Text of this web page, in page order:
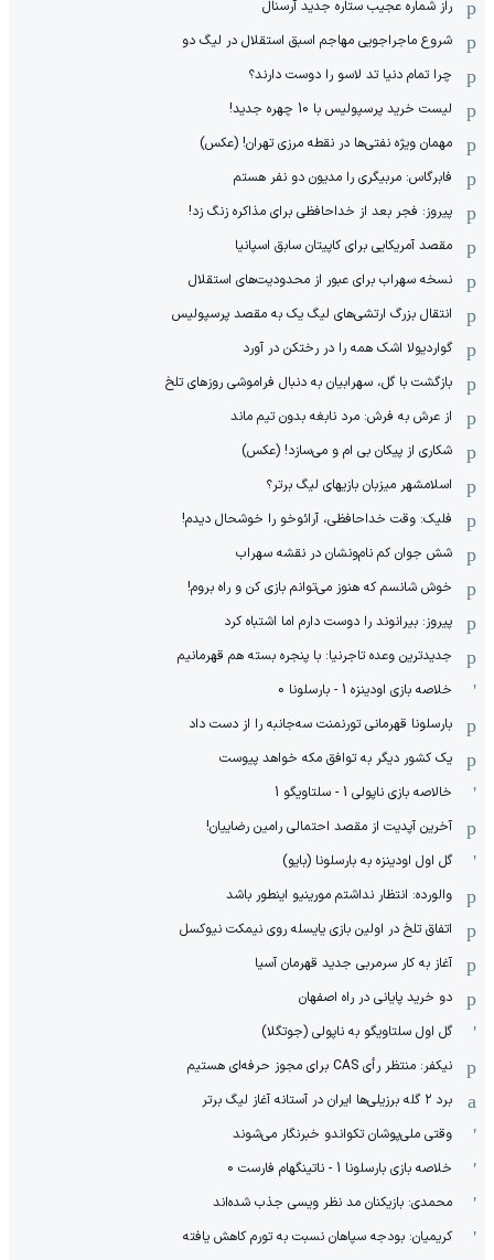
راز شماره عجیب ستاره جدید آرسنال
شروع ماجراجویی مهاجم اسبق استقلال در لیگ دو
چرا تمام دنیا تد لاسو را دوست دارند؟
لیست خرید پرسپولیس با 10 چهره جدید!
مهمان‌ ویژه نفتی‌ها در نقطه مرزی تهران! (عکس)
فابرگاس: مربیگری را مدیون دو نفر هستم
پیروز: فجر بعد از خداحافظی برای مذاکره زنگ زد!
مقصد آمریکایی برای کاپیتان سابق اسپانیا
نسخه سهراب برای عبور از محدودیت‌های استقلال
انتقال بزرگ ارتشی‌های لیگ یک به مقصد پرسپولیس
گواردیولا اشک همه را در رختکن در آورد
بازگشت با گل، سهرابیان به دنبال فراموشی روزهای تلخ
از عرش به فرش: مرد نابغه‌ بدون تیم ماند
شکاری از پیکان بی ام و می‌سازد! (عکس)
اسلامشهر میزبان بازیهای لیگ برتر؟
فلیک: وقت خداحافظی، آرائوخو را خوشحال دیدم!
شش جوان کم نام‌و‌نشان در نقشه سهراب
خوش شانسم که هنوز می‌توانم بازی کن و راه بروم!
پیروز: بیرانوند را دوست دارم اما اشتباه کرد
جدیدترین وعده تاجرنیا: با پنجره بسته هم قهرمانیم
خلاصه بازی اودینزه 1 - بارسلونا 0
بارسلونا قهرمانی تورنمنت سه‌جانبه را از دست داد
یک کشور دیگر به توافق مکه خواهد پیوست
خالاصه بازی ناپولی 1 - سلتاویگو 1
آخرین آپدیت از مقصد احتمالی رامین رضاییان!
گل اول اودینزه به بارسلونا (بایو)
والورده: انتظار نداشتم مورینیو اینطور باشد
اتفاق تلخ در اولین بازی یایسله روی نیمکت نیوکسل
آغاز به کار سرمربی جدید قهرمان آسیا
دو خرید پایانی در راه اصفهان
گل اول سلتاویگو به ناپولی (جوتگلا)
نیکفر: منتظر رأی CAS برای مجوز حرفه‌ای هستیم
برد ۲ گله برزیلی‌ها ایران در آستانه آغاز لیگ برتر
وقتی ملی‌پوشان تکواندو خبرنگار می‌شوند
خلاصه بازی بارسلونا 1 - ناتینگهام فارست 0
محمدی: بازیکنان مد نظر ویسی جذب شده‌اند
کریمیان: بودجه سپاهان نسبت به تورم کاهش یافته